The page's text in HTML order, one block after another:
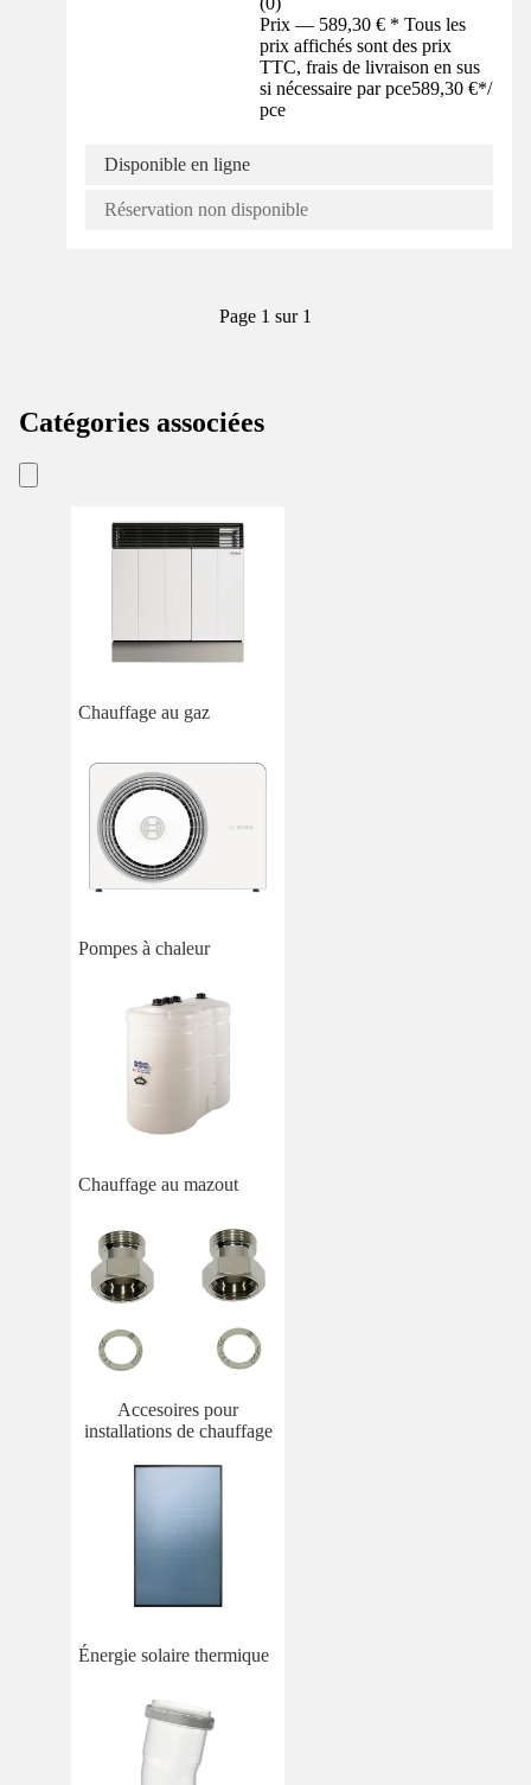
Prix — 589,30 € * Tous les
prix affichés sont des prix
TTC, frais de livraison en sus
si nécessaire par pce589,30 €*/
pce
Disponible en ligne
Réservation non disponible
Page 1 sur 1
Catégories associées
Chauffage au gaz
Pompes à chaleur
Chauffage au mazout
Accesoires pour
installations de chauffage
Énergie solaire thermique